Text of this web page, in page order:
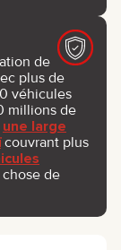
de
plus de
véhicules
millions de
une large
couvrant plus
de